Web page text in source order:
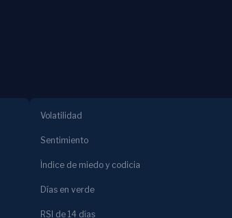
Volatilidad
Sentimiento
Índice de miedo y codicia
Días en verde
RSI de 14 días